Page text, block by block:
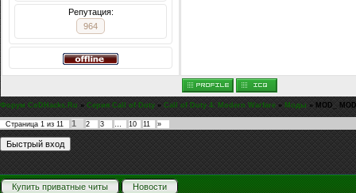
Репутация:
964
Форум CoDHacks.Ru » Серия Call of Duty » Call of Duty 4: Modern Warfare » Моды » MOD_
Страница 1 из 11 1 2 3 … 10 11 »
Купить приватные читы Новости